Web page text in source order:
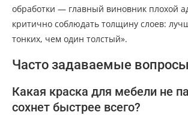
обработки — главный виновник плохой
критично соблюдать толщину слоев:
тонких, чем один толстый».
Часто задаваемые
Какая краска для мебели не
сохнет быстрее всего?